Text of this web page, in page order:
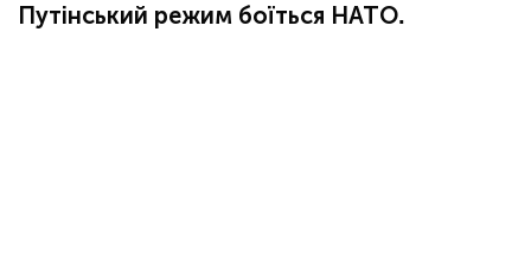
Путінський режим боїться НАТО.